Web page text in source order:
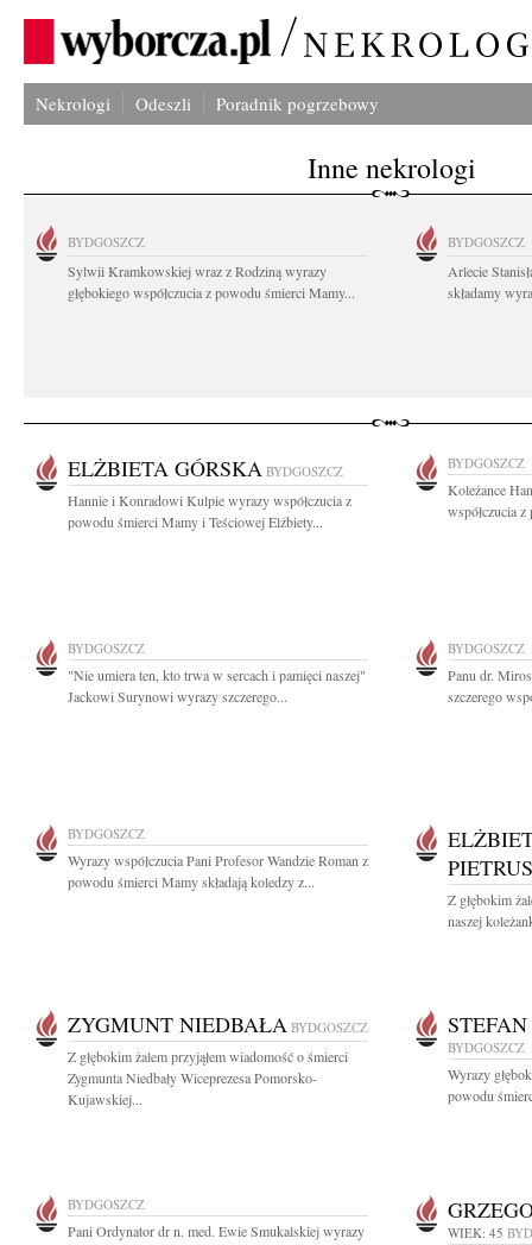
Nekrologi Odeszli Poradnik pogrzebowy
Inne nekrologi
BYDGOSZCZ
Sylwii Kramkowskiej wraz z Rodziną wyrazy
głębokiego współczucia z powodu śmierci Mamy...
BYDGOSZCZ
Arlecie
składamy
ELŻBIETA GÓRSKA BYDGOSZCZ
Hannie i Konradowi Kulpie wyrazy współczucia z
powodu śmierci Mamy i Teściowej Elżbiety...
BYDGOSZCZ
Koleżance
współczucia
BYDGOSZCZ
"Nie umiera ten, kto trwa w sercach i pamięci naszej"
Jackowi Surynowi wyrazy szczerego...
BYDGOSZCZ
Panu dr.
szczerego
BYDGOSZCZ
Wyrazy współczucia Pani Profesor Wandzie Roman z
powodu śmierci Mamy składają koledzy z...
Z głębokim
naszej
ZYGMUNT NIEDBAŁA BYDGOSZCZ
Z głębokim żalem przyjąłem wiadomość o śmierci
Zygmunta Niedbały Wiceprezesa Pomorsko-
Kujawskiej...
BYDGOSZCZ
Wyrazy
powodu
BYDGOSZCZ
Pani Ordynator dr n. med. Ewie Smukalskiej wyrazy
WIEK: 45